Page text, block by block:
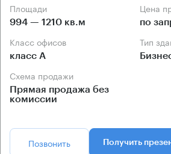
Площади
994 — 1210 кв.м
Цена
по
Класс офисов
класс А
Тип
Схема продажи
Прямая продажа без
комиссии
Позвонить Получить